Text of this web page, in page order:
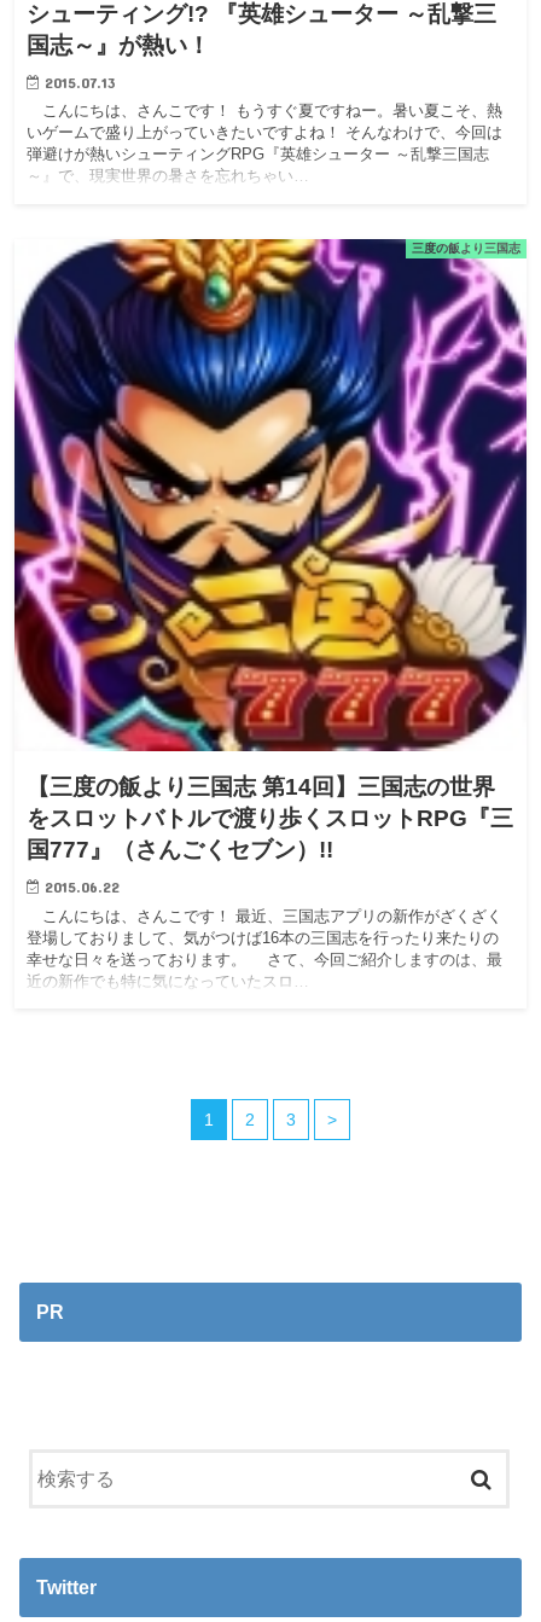
シューティング!? 『英雄シューター ～乱撃三
国志～』が熱い！
2015.07.13
こんにちは、さんこです！ もうすぐ夏ですねー。暑い夏こそ、熱
いゲームで盛り上がっていきたいですよね！ そんなわけで、今回は
弾避けが熱いシューティングRPG『英雄シューター ～乱撃三国志
～』で、現実世界の暑さを忘れちゃい…
三度の飯より三国志
【三度の飯より三国志 第14回】三国志の世界
をスロットバトルで渡り歩くスロットRPG『三
国777』（さんごくセブン）!!
2015.06.22
こんにちは、さんこです！ 最近、三国志アプリの新作がざくざく
登場しておりまして、気がつけば16本の三国志を行ったり来たりの
幸せな日々を送っております。 さて、今回ご紹介しますのは、最
近の新作でも特に気になっていたスロ…
1 2 3 >
PR
Twitter